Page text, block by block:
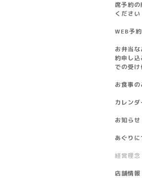
席予約
ください
WEB予
お弁当
約申し
での受
お食事
カレン
お知らせ
あぐりに
経営理念
店舗情報